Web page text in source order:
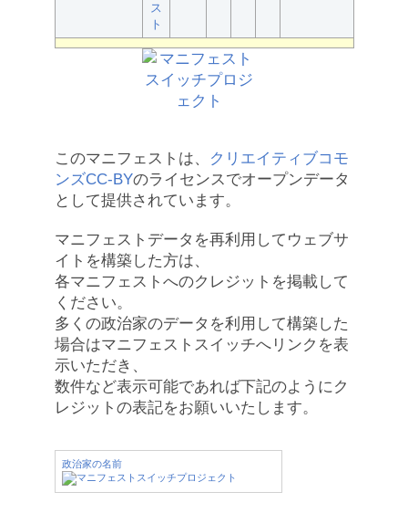
ス
ト
このマニフェストは、
クリエイティブコモ
ンズCC-BYのライセンスでオープンデータ
として提供されています。
マニフェストデータを再利用してウェブサ
イトを構築した方は、
各マニフェストへのクレジットを掲載して
ください。
多くの政治家のデータを利用して構築した
場合はマニフェストスイッチへリンクを表
示いただき、
数件など表示可能であれば下記のようにク
レジットの表記をお願いいたします。
政治家の名前